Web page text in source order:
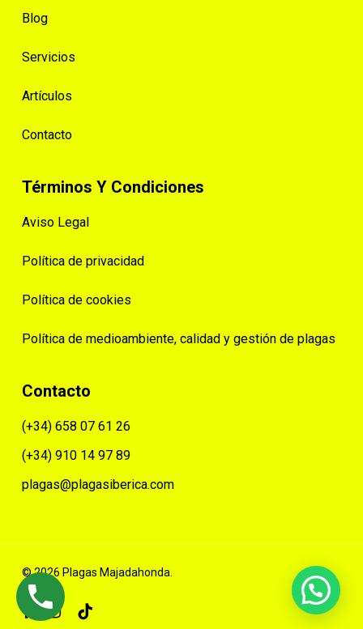
Blog
Servicios
Artículos
Contacto
Términos Y Condiciones
Aviso Legal
Política de privacidad
Política de cookies
Política de medioambiente, calidad y gestión de plagas
Contacto
(+34) 658 07 61 26
(+34) 910 14 97 89
plagas@plagasiberica.com
© 2026 Plagas Majadahonda.
facebookinstagram
tiktok